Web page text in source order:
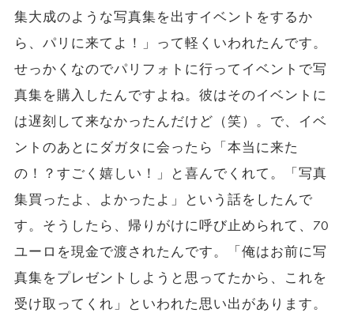
集大成のような写真集を出すイベントをするか
ら、パリに来てよ！」って軽くいわれたんです。
せっかくなのでパリフォトに行ってイベントで写
真集を購入したんですよね。彼はそのイベントに
は遅刻して来なかったんだけど（笑）。で、イベ
ントのあとにダガタに会ったら「本当に来た
の！？すごく嬉しい！」と喜んでくれて。「写真
集買ったよ、よかったよ」という話をしたんで
す。そうしたら、帰りがけに呼び止められて、70
ユーロを現金で渡されたんです。「俺はお前に写
真集をプレゼントしようと思ってたから、これを
受け取ってくれ」といわれた思い出があります。